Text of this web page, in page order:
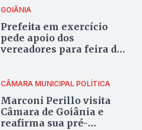
GOIÂNIA
Prefeita em exercício
pede apoio dos
vereadores para feira de
CÂMARA MUNICIPAL POLÍTICA
Marconi Perillo visita
Câmara de Goiânia e
reafirma sua pré-